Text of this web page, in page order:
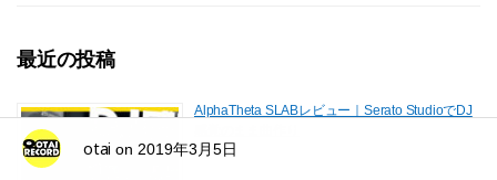
最近の投稿
AlphaTheta SLABレビュー｜Serato StudioでDJ
otai on 2019年3月5日